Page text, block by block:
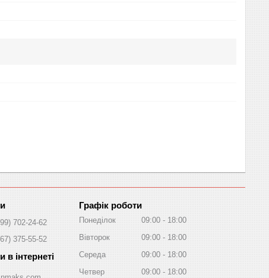
702-24-62
375-55-52
Графік роботи
Понеділок 09:00
18:00
Вівторок
09:00
18:00
Середа
09:00
18:00
Четвер
09:00 18:00